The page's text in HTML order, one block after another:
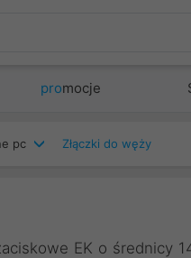
promocje
pc Złączki do węży
EK o średnicy